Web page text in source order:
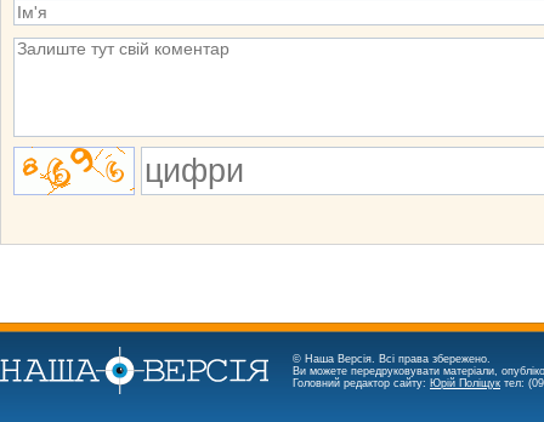
© Наша Версія. Всі права збережено.
Ви можете передруковувати матеріали,
Головний редактор сайту: Юрій Поліщук тел: